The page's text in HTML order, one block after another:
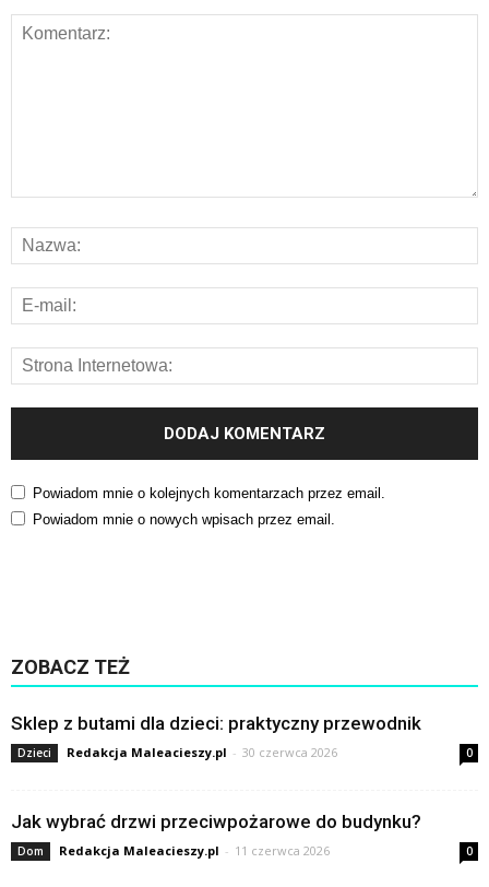
Powiadom mnie o kolejnych komentarzach przez email.
Powiadom mnie o nowych wpisach przez email.
ZOBACZ TEŻ
Sklep z butami dla dzieci: praktyczny przewodnik
Dzieci Redakcja Maleacieszy.pl - 30 czerwca 2026 0
Jak wybrać drzwi przeciwpożarowe do budynku?
Dom Redakcja Maleacieszy.pl - 11 czerwca 2026 0